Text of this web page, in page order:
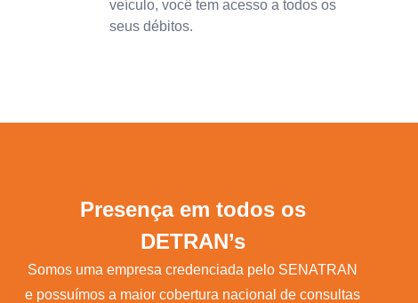
veículo, você tem acesso a todos os
seus débitos.
Presença em todos os
DETRAN’s
Somos uma empresa credenciada pelo SENATRAN
e possuímos a maior cobertura nacional de consultas